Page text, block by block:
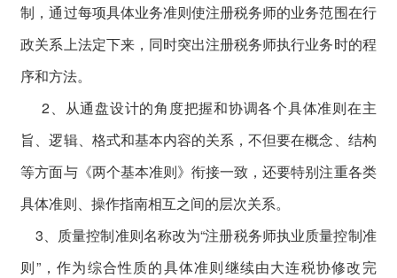
制，通过每项具体业务准则使注册税务师的业务范围在行
政关系上法定下来，同时突出注册税务师执行业务时的程
序和方法。
2、从通盘设计的角度把握和协调各个具体准则在主
旨、逻辑、格式和基本内容的关系，不但要在概念、结构
等方面与《两个基本准则》衔接一致，还要特别注重各类
具体准则、操作指南相互之间的层次关系。
3、质量控制准则名称改为“注册税务师执业质量控制准
则”，作为综合性质的具体准则继续由大连税协修改完